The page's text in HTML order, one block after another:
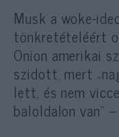
Musk a woke-
tönkretételéért
Onion amerikai
szidott, mert
lett, és nem
baloldalon van” –